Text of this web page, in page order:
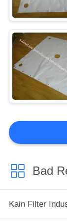
Belt
Bad
Kain Filter